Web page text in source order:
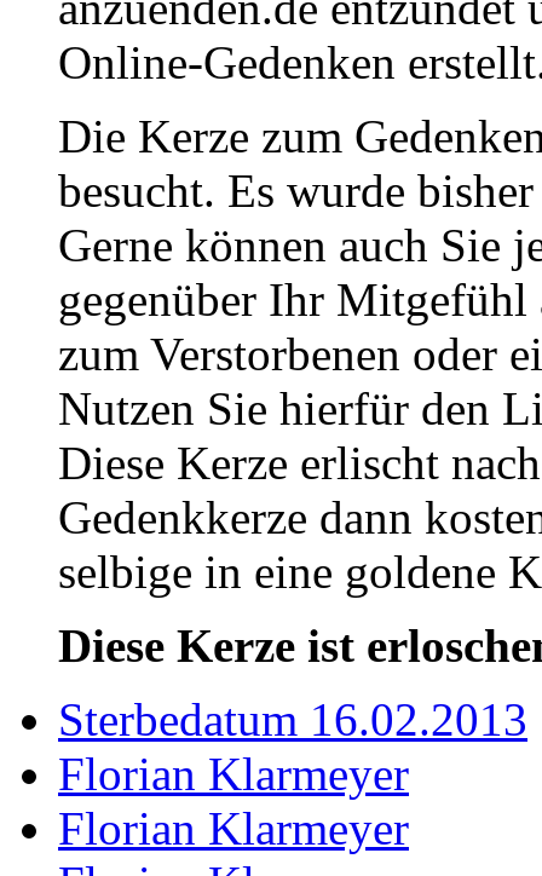
Online-Gedenken
Die Kerze zum
besucht. Es wurde
Gerne können auch Sie
gegenüber Ihr Mitgefühl
zum Verstorbenen oder
Nutzen Sie hierfür den
Diese Kerze erlischt
Gedenkkerze dann
selbige in eine goldene
Diese Kerze ist
Sterbedatum 16.02.2013
Florian Klarmeyer
Florian Klarmeyer